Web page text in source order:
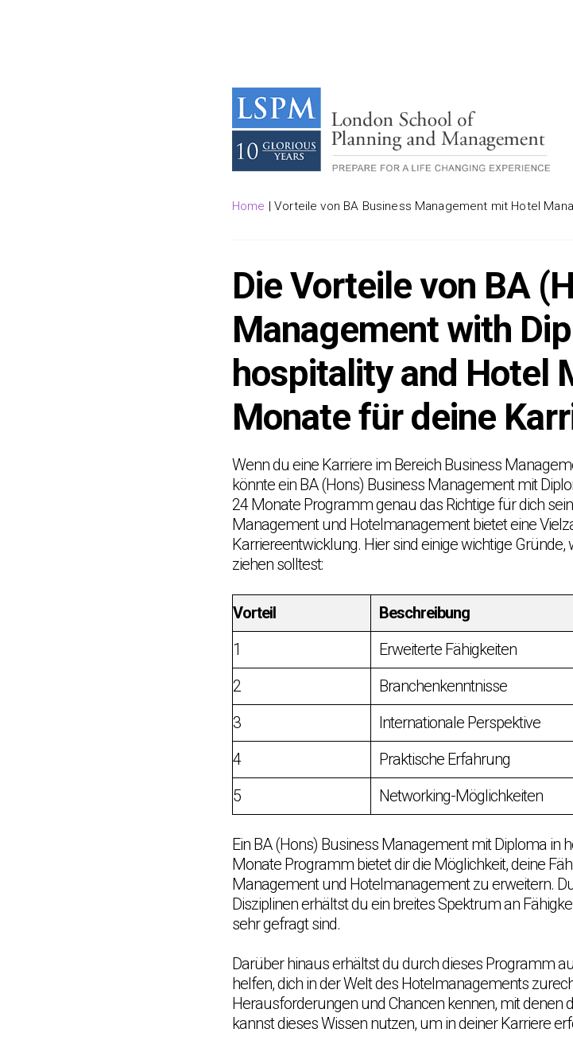
Home |Vorteile von BA Business Management mit Hotel
Die Vorteile von BA
Management with
hospitality and Hotel
Monate für deine
Wenn du eine Karriere im Bereich Business
könnte ein BA (Hons) Business Management mit
24 Monate Programm genau das Richtige für dich
Management und Hotelmanagement bietet eine
Karriereentwicklung. Hier sind einige wichtige
ziehen solltest:
Vorteil
Beschreibung
1
Erweiterte Fähigkeiten
2
Branchenkenntnisse
3
Internationale Perspektive
4
Praktische Erfahrung
5
Networking-Möglichkeiten
Ein BA (Hons) Business Management mit Diploma in
Monate Programm bietet dir die Möglichkeit, deine
Management und Hotelmanagement zu erweitern.
Disziplinen erhältst du ein breites Spektrum an
sehr gefragt sind.
Darüber hinaus erhältst du durch dieses Programm
helfen, dich in der Welt des Hotelmanagements
Herausforderungen und Chancen kennen, mit denen
kannst dieses Wissen nutzen, um in deiner Karriere